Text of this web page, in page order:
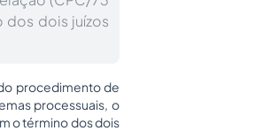
dos dois juízos
procedimento de
processuais, o
o término dos dois